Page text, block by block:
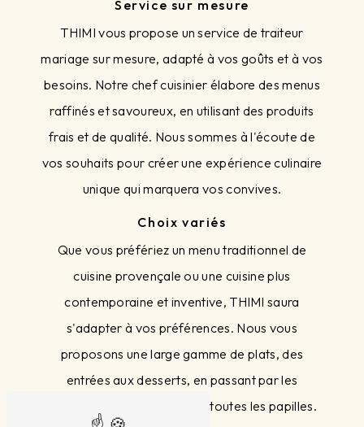
Service sur mesure
THIMI vous propose un service de traiteur
mariage sur mesure, adapté à vos goûts et à vos
besoins. Notre chef cuisinier élabore des menus
raffinés et savoureux, en utilisant des produits
frais et de qualité. Nous sommes à l'écoute de
vos souhaits pour créer une expérience culinaire
unique qui marquera vos convives.
Choix variés
Que vous préfériez un menu traditionnel de
cuisine provençale ou une cuisine plus
contemporaine et inventive, THIMI saura
s'adapter à vos préférences. Nous vous
proposons une large gamme de plats, des
entrées aux desserts, en passant par les
mignardises, pour satisfaire toutes les papilles.